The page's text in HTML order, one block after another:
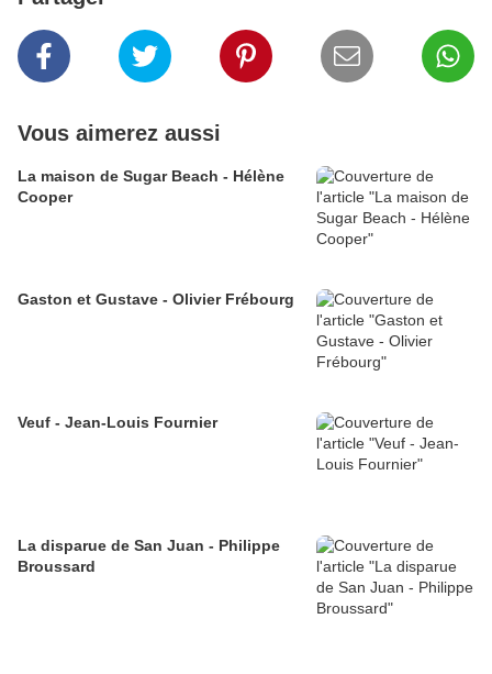
Vous aimerez aussi
La maison de Sugar Beach - Hélène
Cooper
Gaston et Gustave - Olivier Frébourg
Veuf - Jean-Louis Fournier
La disparue de San Juan - Philippe
Broussard